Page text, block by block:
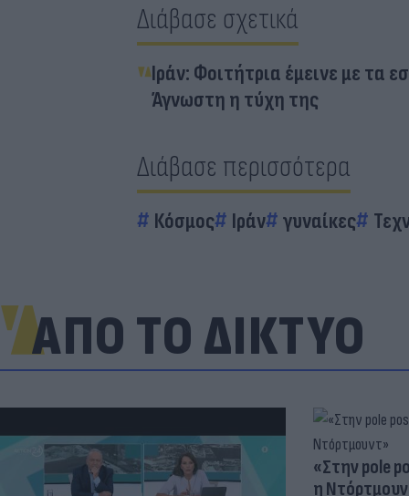
Διάβασε σχετικά
Ιράν: Φοιτήτρια έμεινε με τα
Άγνωστη η τύχη της
Διάβασε περισσότερα
Κόσμος Ιράν γυναίκες
ΑΠΟ ΤΟ ΔΙΚΤΥΟ
«Στην pole
η